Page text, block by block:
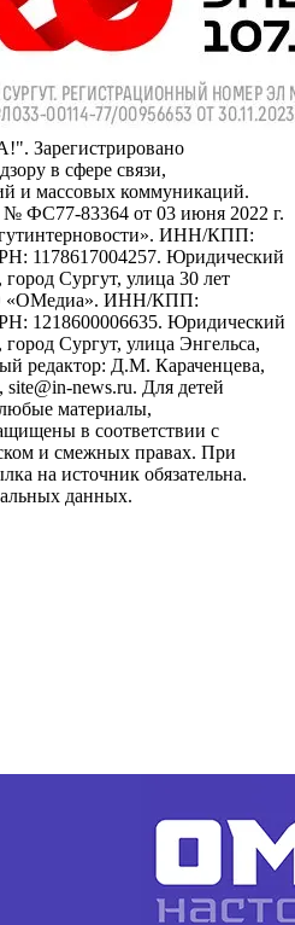
Зарегистрировано
в сфере связи,
и массовых коммуникаций.
ФС77-83364 от 03 июня 2022 г.
ИНН/КПП:
1178617004257. Юридический
Сургут, улица 30 лет
«ОМедиа». ИНН/КПП:
1218600006635. Юридический
Сургут, улица Энгельса,
редактор: Д.М. Караченцева,
news.ru. Для детей
материалы,
в соответствии с
и смежных правах. При
на источник обязательна.
данных.